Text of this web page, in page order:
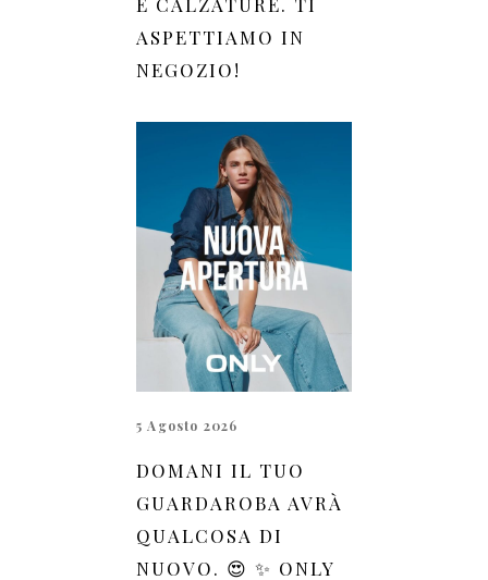
ASPETTIAMO IN
NEGOZIO!
5 Agosto 2026
DOMANI IL TUO
GUARDAROBA AVRÀ
QUALCOSA DI
NUOVO. 😍 ✨ ONLY